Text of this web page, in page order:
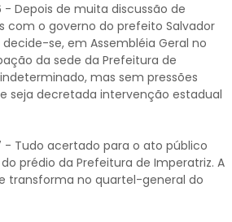
- Depois de muita discussão de
com o governo do prefeito Salvador
decide-se, em Assembléia Geral no
da sede da Prefeitura de
mas sem pressões
seja decretada intervenção estadual
17 - Tudo acertado para o ato público
prédio da Prefeitura de Imperatriz. A
transforma no quartel-general do